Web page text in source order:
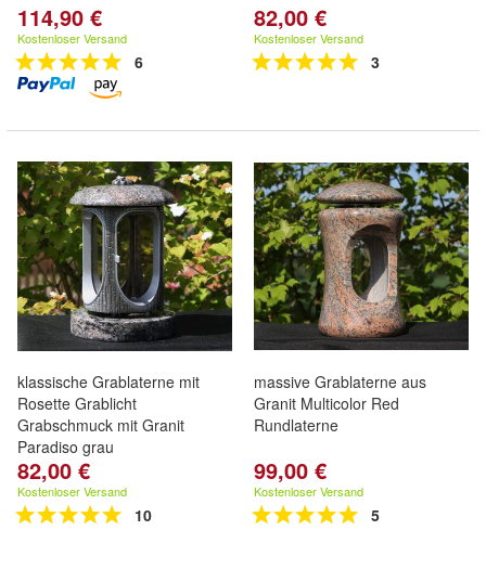
114,90 €
Kostenloser Versand
6
82,00 €
Kostenloser Versand
3
klassische Grablaterne mit
Rosette Grablicht
Grabschmuck mit Granit
Paradiso grau
82,00 €
Kostenloser Versand
10
massive Grablaterne aus
Granit Multicolor Red
Rundlaterne
99,00 €
Kostenloser Versand
5